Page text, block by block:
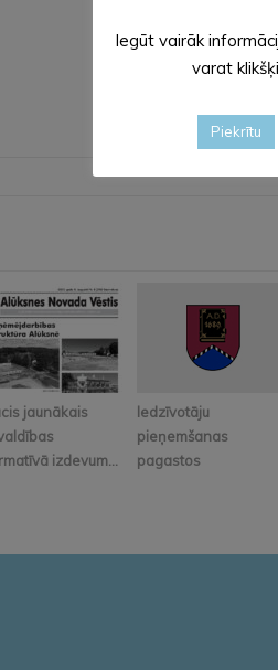
jaunākais
izdevum...
Iedzīvotāju
pieņemšanas
pagastos
Iegūt vairāk
varat
Piekrītu